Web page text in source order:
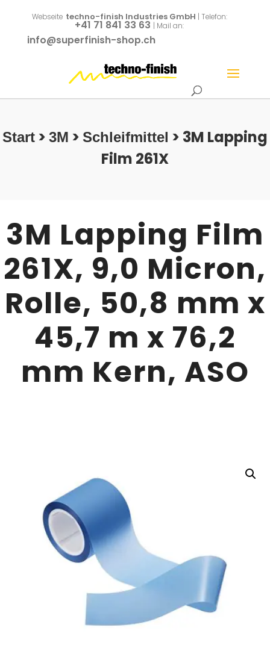
Webseite techno-finish Industries GmbH | Telefon:
+41 71 841 33 63 | Mail an:
info@superfinish-shop.ch
Start > 3M > Schleifmittel > 3M Lapping
Film 261X
3M Lapping Film
261X, 9,0 Micron,
Rolle, 50,8 mm x
45,7 m x 76,2
mm Kern, ASO